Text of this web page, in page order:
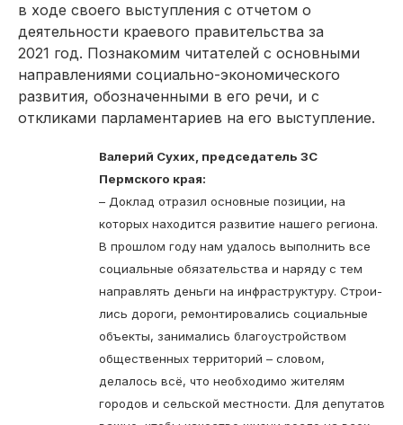
в ходе своего выступления с отчетом о
деятельности краевого правительства за
2021 год. Познакомим читателей с основными
направлениями социально-экономического
развития, обозначенными в его речи, и с
откликами парламентариев на его выступление.
Валерий Сухих, председатель ЗС
Пермского края:
– Доклад отразил основные позиции, на
которых находится развитие нашего региона.
В прошлом году нам удалось выполнить все
социальные обязательства и наряду с тем
направлять деньги на инфраструктуру. Строи­
лись дороги, ремонтировались социальные
объекты, занимались благоустройством
общественных территорий – словом,
делалось всё, что необходимо жителям
городов и сельской местности. Для депутатов